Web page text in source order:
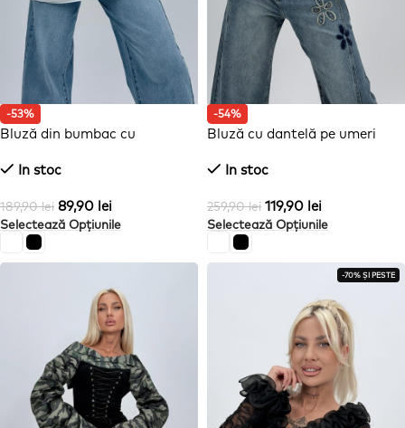
-53%
Bluză din bumbac cu
In stoc
189,90lei 89,90 lei
Selectează Opțiunile
-54%
Bluză cu dantelă pe umeri
In stoc
259,90lei 119,90 lei
Selectează Opțiunile
-70% ȘI PESTE